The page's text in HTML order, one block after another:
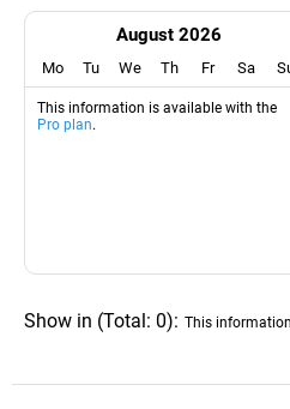
August 2026
Mo Tu We Th Fr Sa
This information is available with the
Pro plan.
Show in (Total: 0): This